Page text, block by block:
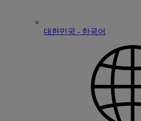
대한민국 - 한국어